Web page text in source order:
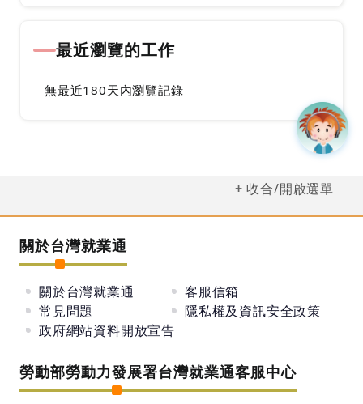
最近瀏覽的工作
無最近180天內瀏覽記錄
收合/開啟選單
關於台灣就業通
關於台灣就業通
客服信箱
常見問題
隱私權及資訊安全政策
政府網站資料開放宣告
勞動部勞動力發展署台灣就業通客服中心